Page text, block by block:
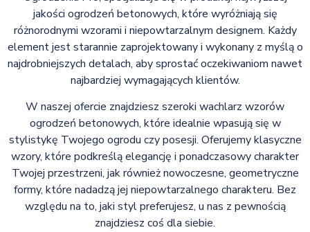
jakości ogrodzeń betonowych, które wyróżniają się
różnorodnymi wzorami i niepowtarzalnym designem. Każdy
element jest starannie zaprojektowany i wykonany z myślą o
najdrobniejszych detalach, aby sprostać oczekiwaniom nawet
najbardziej wymagających klientów.
W naszej ofercie znajdziesz szeroki wachlarz wzorów
ogrodzeń betonowych, które idealnie wpasują się w
stylistykę Twojego ogrodu czy posesji. Oferujemy klasyczne
wzory, które podkreślą elegancję i ponadczasowy charakter
Twojej przestrzeni, jak również nowoczesne, geometryczne
formy, które nadadzą jej niepowtarzalnego charakteru. Bez
względu na to, jaki styl preferujesz, u nas z pewnością
znajdziesz coś dla siebie.